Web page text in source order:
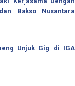
Bakso Nusantara
Unjuk Gigi di IGA